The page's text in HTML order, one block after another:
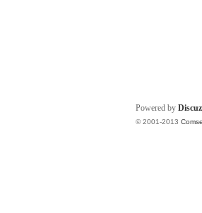
Powered by
© 2001-2013